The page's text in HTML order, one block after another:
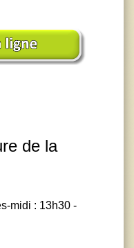
de la
midi : 13h30 -